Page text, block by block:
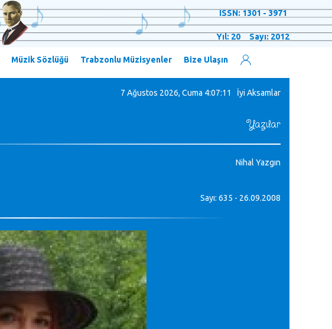
ISSN: 1301 - 3971
Yıl: 20 Sayı: 2012
Müzik Sözlüğü Trabzonlu Müzisyenler Bize Ulaşın
7 Ağustos 2026, Cuma 4:07:12 İyi Aksamlar
Yazılar
Nihal Yazgın
Sayı: 635 - 26.09.2008